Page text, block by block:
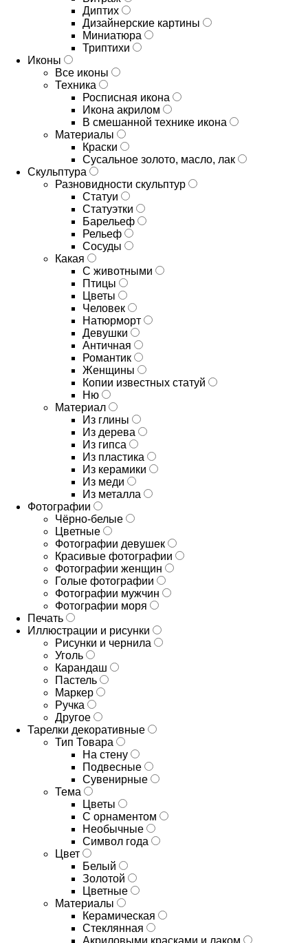
Диптих
Дизайнерские картины
Миниатюра
Триптихи
Иконы
Все иконы
Техника
Росписная икона
Икона акрилом
В смешанной технике икона
Материалы
Краски
Сусальное золото, масло, лак
Скульптура
Разновидности скульптур
Статуи
Статуэтки
Барельеф
Рельеф
Сосуды
Какая
С животными
Птицы
Цветы
Человек
Натюрморт
Девушки
Античная
Романтик
Женщины
Копии известных статуй
Ню
Материал
Из глины
Из дерева
Из гипса
Из пластика
Из керамики
Из меди
Из металла
Фотографии
Чёрно-белые
Цветные
Фотографии девушек
Красивые фотографии
Фотографии женщин
Голые фотографии
Фотографии мужчин
Фотографии моря
Печать
Иллюстрации и рисунки
Рисунки и чернила
Уголь
Карандаш
Пастель
Маркер
Ручка
Другое
Тарелки декоративные
Тип Товара
На стену
Подвесные
Сувенирные
Тема
Цветы
С орнаментом
Необычные
Символ года
Цвет
Белый
Золотой
Цветные
Материалы
Керамическая
Стеклянная
Акриловыми красками и лаком